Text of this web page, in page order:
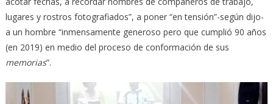
lugares y rostros fotografiados”, a poner “en tensión”-según dijo-
a un hombre “inmensamente generoso pero que cumplió 90 años
(en 2019) en medio del proceso de conformación de sus
memorias”.